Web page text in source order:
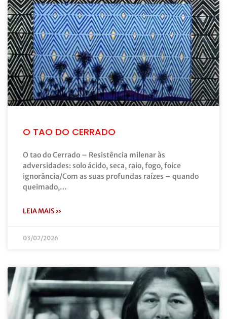
O TAO DO CERRADO
O tao do Cerrado – Resistência milenar às
adversidades: solo ácido, seca, raio, fogo, foice
ignorância/Com as suas profundas raízes – quando
queimado,…
LEIA MAIS »
03/02/2026